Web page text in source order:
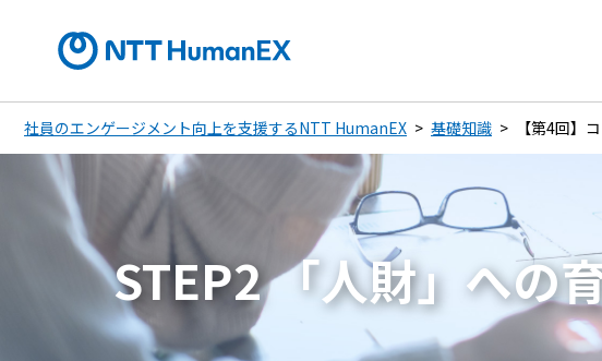
社員のエンゲージメント向上を支援するNTT HumanEX 基礎知識 【第4回】
STEP2 「人財」への